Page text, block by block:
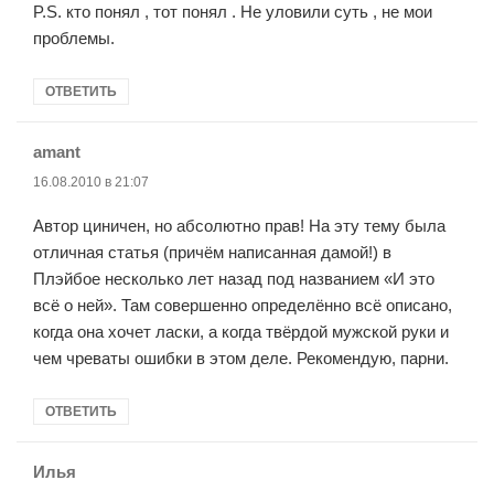
P.S. кто понял , тот понял . Не уловили суть , не мои
проблемы.
ОТВЕТИТЬ
amant
16.08.2010 в 21:07
Автор циничен, но абсолютно прав! На эту тему была
отличная статья (причём написанная дамой!) в
Плэйбое несколько лет назад под названием «И это
всё о ней». Там совершенно определённо всё описано,
когда она хочет ласки, а когда твёрдой мужской руки и
чем чреваты ошибки в этом деле. Рекомендую, парни.
ОТВЕТИТЬ
Илья